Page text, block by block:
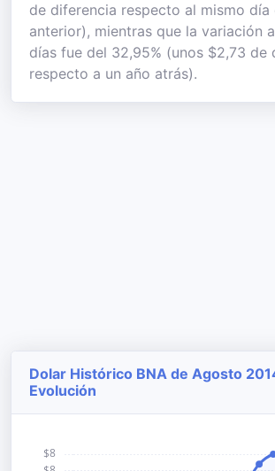
de diferencia respecto al mismo día
anterior), mientras que la variación
días fue del 32,95% (unos $2,73 de
respecto a un año atrás).
Dolar Histórico BNA de Agosto
Evolución